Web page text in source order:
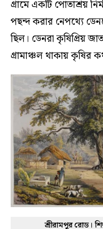
গ্রামে একটি পোতাশ্রয়
পছন্দ করার নেপথ্যে
ছিল। ডেনরা কৃষিপ্রিয়
গ্রামাঞ্চল থাকায় কৃষির
শ্রীরামপুর রোড।